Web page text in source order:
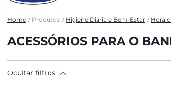
Home Produtos Higiene Diária e Bem-Estar Hora
ACESSÓRIOS PARA O
Ocultar filtros